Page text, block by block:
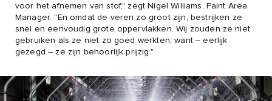
voor het afnemen van stof," zegt Nigel Williams, Paint Area
Manager. "En omdat de veren zo groot zijn, bestrijken ze
snel en eenvoudig grote oppervlakken. Wij zouden ze niet
gebruiken als ze niet zo goed werkten, want – eerlijk
gezegd – ze zijn behoorlijk prijzig."